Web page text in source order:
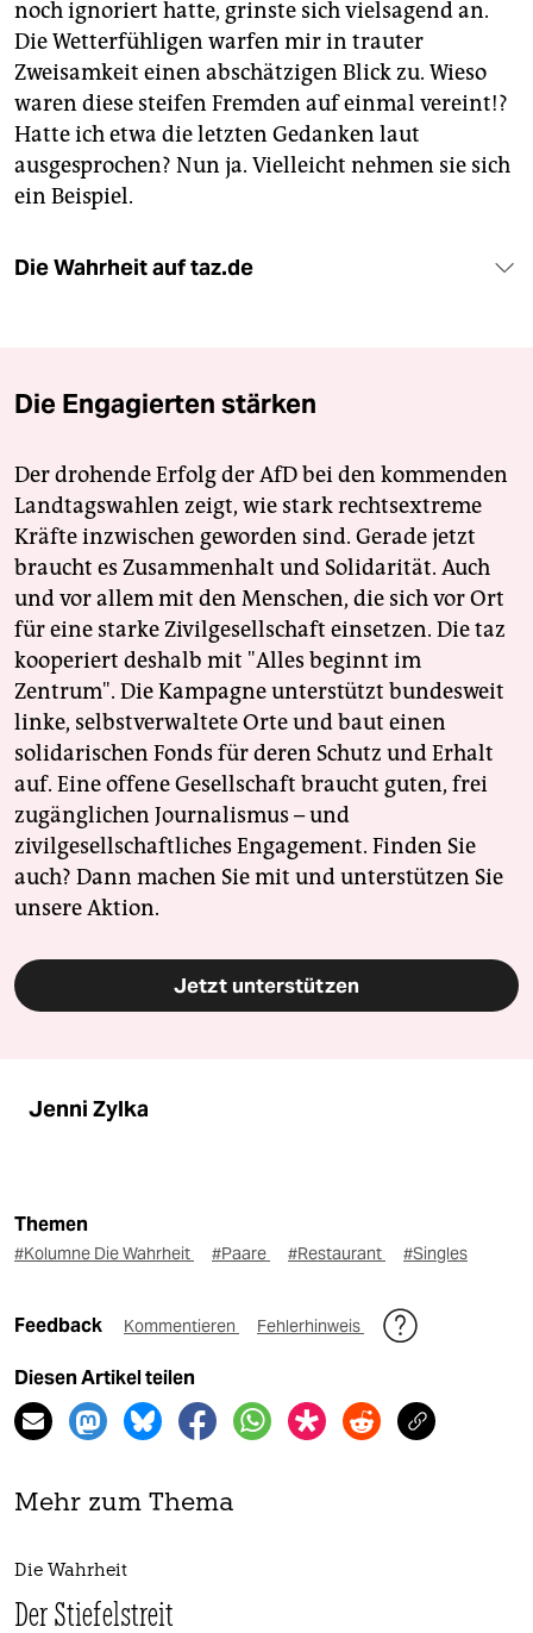
noch ignoriert hatte, grinste sich vielsagend an.
Die Wetterfühligen warfen mir in trauter
Zweisamkeit einen abschätzigen Blick zu. Wieso
waren diese steifen Fremden auf einmal vereint!?
Hatte ich etwa die letzten Gedanken laut
ausgesprochen? Nun ja. Vielleicht nehmen sie sich
ein Beispiel.
Die Wahrheit auf taz.de
Die Engagierten stärken
Der drohende Erfolg der AfD bei den kommenden
Landtagswahlen zeigt, wie stark rechtsextreme
Kräfte inzwischen geworden sind. Gerade jetzt
braucht es Zusammenhalt und Solidarität. Auch
und vor allem mit den Menschen, die sich vor Ort
für eine starke Zivilgesellschaft einsetzen. Die taz
kooperiert deshalb mit "Alles beginnt im
Zentrum". Die Kampagne unterstützt bundesweit
linke, selbstverwaltete Orte und baut einen
solidarischen Fonds für deren Schutz und Erhalt
auf. Eine offene Gesellschaft braucht guten, frei
zugänglichen Journalismus – und
zivilgesellschaftliches Engagement. Finden Sie
auch? Dann machen Sie mit und unterstützen Sie
unsere Aktion.
Jetzt unterstützen
Jenni Zylka
Themen
#Kolumne Die Wahrheit #Paare #Restaurant #Singles
Feedback Kommentieren Fehlerhinweis
Diesen Artikel teilen
Mehr zum Thema
Die Wahrheit
Der Stiefelstreit